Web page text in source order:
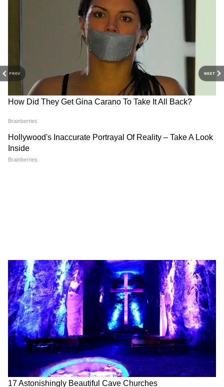
PREV NEXT
Related Articles
ভরসা কর্মসূচি: মাসে ৩,০০০ বা ২,০০০ 'টাকা বেকার
ভাতা! কবে শুরু রেজিস্ট্রেশন, জানুন
DA Hike 2026: কেন্দ্রীয় কর্মচারীদের জন্য সুখবর!
Image Credit :Asianet News
শুভেন্দু অধিকারী বলেন, প্রথম দফায় প্রায় ১৭ লক্ষ
যোদ্য আবেদনকারীর অ্যকাউন্টে পাঠিয়েছিল
সরকার। এরপর ১ কোটি ৬০ লক্ষ আহবেদনকাকীর
তথ্য যাচাই ও আপলোড করা হয়েছে। এরমধ্যে প্রায়
২৬ লক্ষ বাতিল হয়েছে। যোগ্য হিসেবে চিহ্নিত